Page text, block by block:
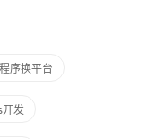
序换平台
发